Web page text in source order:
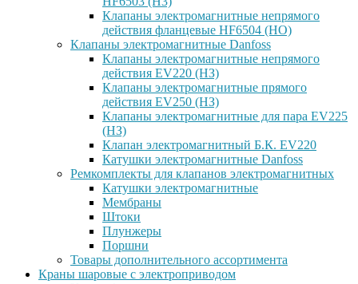
Клапаны электромагнитные непрямого
действия фланцевые HF6504 (НО)
Клапаны электромагнитные Danfoss
Клапаны электромагнитные непрямого
действия EV220 (НЗ)
Клапаны электромагнитные прямого
действия EV250 (НЗ)
Клапаны электромагнитные для пара EV225
(НЗ)
Клапан электромагнитный Б.К. EV220
Катушки электромагнитные Danfoss
Ремкомплекты для клапанов электромагнитных
Катушки электромагнитные
Мембраны
Штоки
Плунжеры
Поршни
Товары дополнительного ассортимента
Краны шаровые с электроприводом